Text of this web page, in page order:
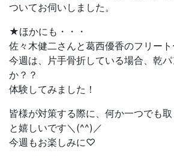
ついてお伺いしました。
★ほかにも・・・
佐々木健二さんと葛西優香のフリート
今週は、片手骨折している場合、乾
か？？
体験してみました！
皆様が対策する際に、何か一つでも
と嬉しいです＼(^^)／
今週もお楽しみに♡